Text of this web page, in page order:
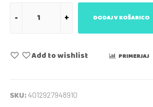
DODAJ V KOŠARICO
Add to wishlist PRIMERJAJ
SKU: 4012927948910